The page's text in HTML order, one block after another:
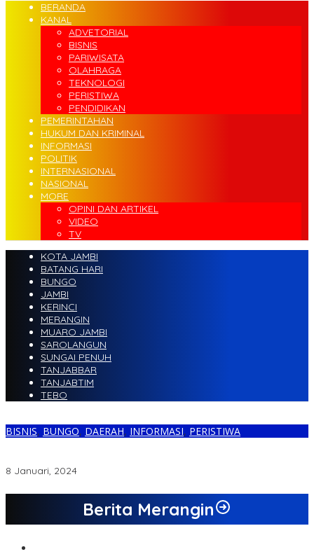
BERANDA
KANAL
ADVETORIAL
BISNIS
PARIWISATA
OLAHRAGA
TEKNOLOGI
PERISTIWA
PENDIDIKAN
PEMERINTAHAN
HUKUM DAN KRIMINAL
INFORMASI
POLITIK
INTERNASIONAL
NASIONAL
MORE
OPINI DAN ARTIKEL
VIDEO
TV
KOTA JAMBI
BATANG HARI
BUNGO
JAMBI
KERINCI
MERANGIN
MUARO JAMBI
SAROLANGUN
SUNGAI PENUH
TANJABBAR
TANJABTIM
TEBO
BISNIS, BUNGO, DAERAH, INFORMASI, PERISTIWA
8 Januari, 2024
Berita Merangin